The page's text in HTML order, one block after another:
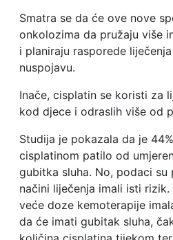
Smatra se da će ove nove
onkolozima da pružaju više
i planiraju rasporede
nuspojavu.
Inače, cisplatin se koristi za
kod djece i odraslih više od
Studija je pokazala da je
cisplatinom patilo od
gubitka sluha. No, podaci su
načini liječenja imali isti
veće doze kemoterapije
da će imati gubitak sluha,